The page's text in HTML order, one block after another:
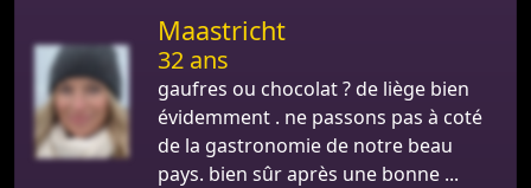
Maastricht
32 ans
gaufres ou chocolat ? de liège bien
évidemment . ne passons pas à coté
de la gastronomie de notre beau
pays. bien sûr après une bonne ...